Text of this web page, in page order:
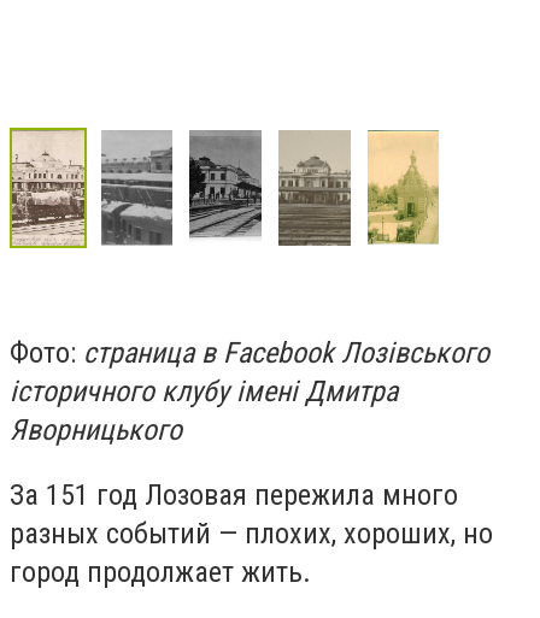
Фото: страница в Facebook Лозівського
історичного клубу імені Дмитра
Яворницького
За 151 год Лозовая пережила много
разных событий — плохих, хороших, но
город продолжает жить.